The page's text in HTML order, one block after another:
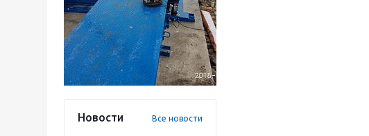
Новости Все новости